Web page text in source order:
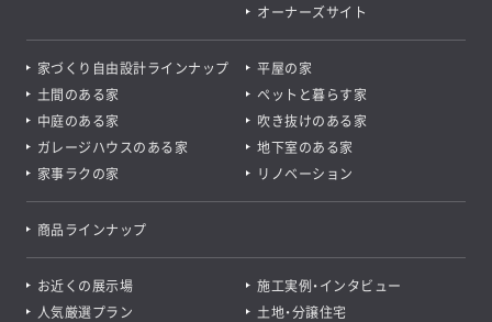
オーナーズサイト
家づくり自由設計ラインナップ
平屋の家
土間のある家
ペットと暮らす家
中庭のある家
吹き抜けのある家
ガレージハウスのある家
地下室のある家
家事ラクの家
リノベーション
商品ラインナップ
お近くの展示場
施工実例・インタビュー
人気厳選プラン
土地・分譲住宅